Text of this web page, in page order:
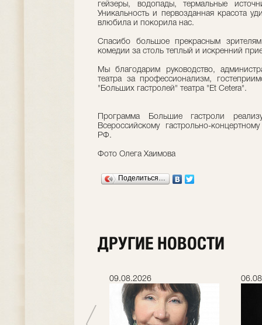
гейзеры, водопады, термальные
Уникальность и первозданная красота
влюбила и покорила нас.
Спасибо большое прекрасным
комедии за столь теплый и искренний
Мы благодарим руководство,
театра за профессионализм,
"Больших гастролей" театра "Et Cetera".
Программа Большие гастроли
Всероссийскому гастрольно-
РФ.
Фото Олега Хаимова
Поделиться…
ДРУГИЕ НОВОСТИ
09.08.2026